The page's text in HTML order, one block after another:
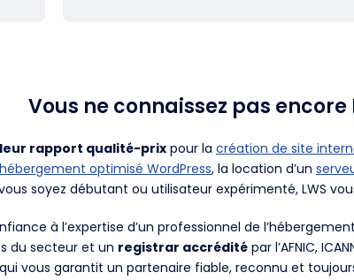
Vous ne connaissez pas encore
rapport qualité-prix pour la création de site
hébergement optimisé WordPress, la location d’un
soyez débutant ou utilisateur expérimenté, LWS
à l’expertise d’un professionnel de
du secteur et un registrar accrédité par l’AFNIC,
qui vous garantit un partenaire fiable, reconnu et